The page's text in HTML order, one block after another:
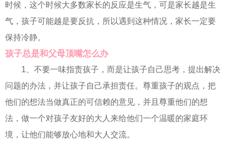
时候，这个时候大多数家长的反应是生气，可是家长越是生
气，孩子可能越是要反抗，所以遇到这种情况，家长一定要
保持冷静。
孩子总是和父母顶嘴怎么办
1、不要一味指责孩子，而是让孩子自己思考，提出解决
问题的办法，并让孩子自己承担责任。尊重孩子的观点，把
他们的想法当做真正的可信赖的意见，并且尊重他们的想
法，做一个对孩子友好的大人来给他们一个温暖的家庭环
境，让他们能够放心地和大人交流。